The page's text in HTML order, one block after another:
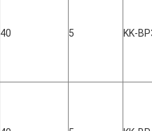
40 5 KK-